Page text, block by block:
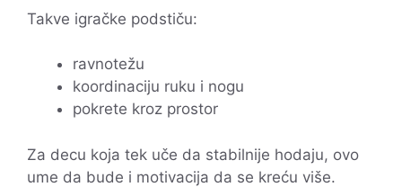
Takve igračke podstiču:
ravnotežu
koordinaciju ruku i nogu
pokrete kroz prostor
Za decu koja tek uče da stabilnije hodaju, ovo
ume da bude i motivacija da se kreću više.